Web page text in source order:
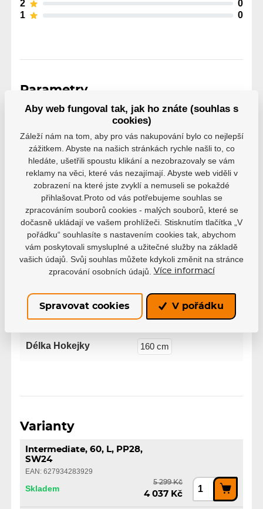
2
0
1
0
Parametry
Výrobce Sherwood
Tvrdost 50 60
Varianta Intermediate
Strana
Levá ruka dole
Pravá ruka dole
Řada Rekker
Délka Hokejky 160 cm
Varianty
Intermediate, 60, L, PP28,
SW24
EAN: 627934283929
Skladem
5 299 Kč
4 037 Kč
Aby web fungoval tak, jak ho znáte (souhlas s
cookies)
Záleží nám na tom, aby pro vás nakupování bylo co nejlepší
zážitkem. Abyste na našich stránkách rychle našli to, co
hledáte, ušetřili spoustu klikání a nezobrazovaly se vám
reklamy na věci, které vás nezajímají. Abyste web viděli v
zobrazení na které jste zvyklí a nemuseli se pokaždé
přihlašovat.Proto od vás potřebujeme souhlas se
zpracováním souborů cookies - malých souborů, které se
dočasně ukládají ve vašem prohlížeči. Stisknutím tlačítka „V
pořádku“ souhlasíte s nastavením cookies tak, abychom
vám poskytovali smysluplné a užitečné služby na základě
vašich údajů. Svůj souhlas můžete kdykoli změnit na stránce
zpracování osobních údajů.
Více informací
Spravovat cookies V pořádku